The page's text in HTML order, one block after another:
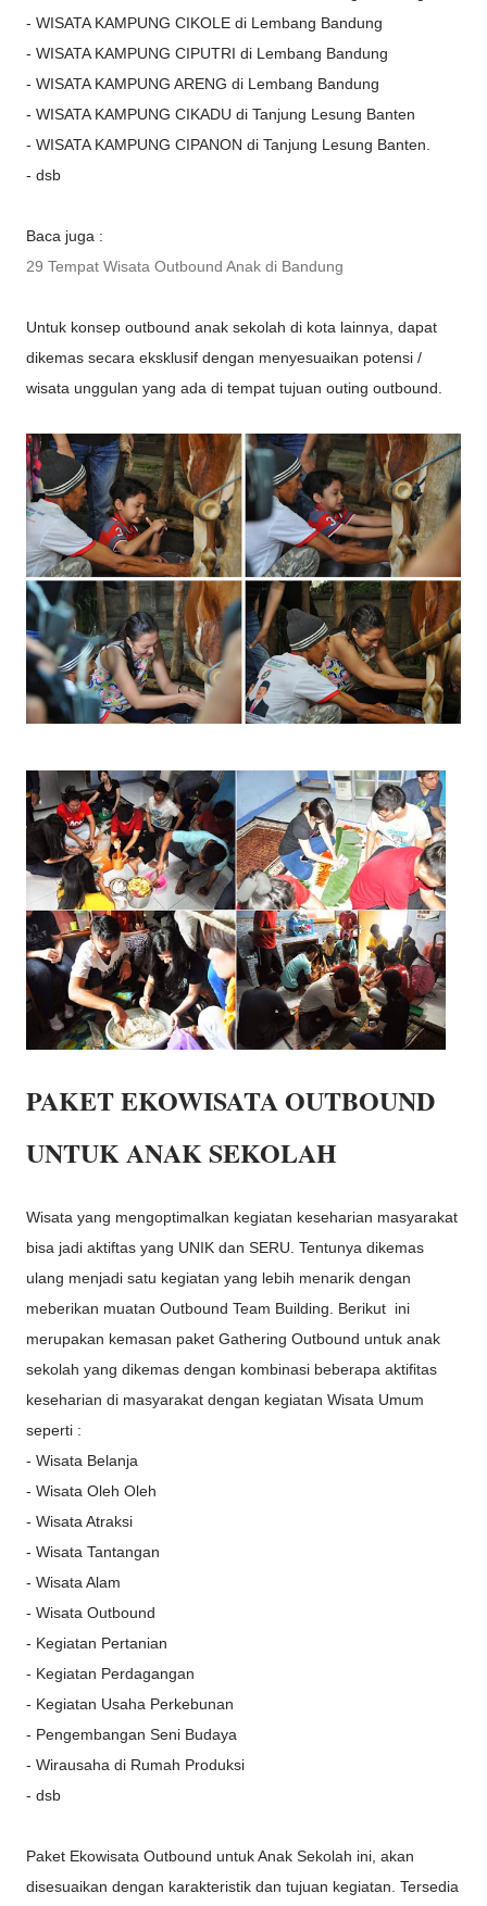
- WISATA KAMPUNG CIKOLE di Lembang Bandung
- WISATA KAMPUNG CIPUTRI di Lembang Bandung
- WISATA KAMPUNG ARENG di Lembang Bandung
- WISATA KAMPUNG CIKADU di Tanjung Lesung Banten
- WISATA KAMPUNG CIPANON di Tanjung Lesung Banten.
- dsb
Baca juga :
29 Tempat Wisata Outbound Anak di Bandung
Untuk konsep outbound anak sekolah di kota lainnya, dapat
dikemas secara eksklusif dengan menyesuaikan potensi /
wisata unggulan yang ada di tempat tujuan outing outbound.
PAKET EKOWISATA OUTBOUND
UNTUK ANAK SEKOLAH
Wisata yang mengoptimalkan kegiatan keseharian masyarakat
bisa jadi aktiftas yang UNIK dan SERU. Tentunya dikemas
ulang menjadi satu kegiatan yang lebih menarik dengan
meberikan muatan Outbound Team Building. Berikut ini
merupakan kemasan paket Gathering Outbound untuk anak
sekolah yang dikemas dengan kombinasi beberapa aktifitas
keseharian di masyarakat dengan kegiatan Wisata Umum
seperti :
- Wisata Belanja
- Wisata Oleh Oleh
- Wisata Atraksi
- Wisata Tantangan
- Wisata Alam
- Wisata Outbound
- Kegiatan Pertanian
- Kegiatan Perdagangan
- Kegiatan Usaha Perkebunan
- Pengembangan Seni Budaya
- Wirausaha di Rumah Produksi
- dsb
Paket Ekowisata Outbound untuk Anak Sekolah ini, akan
disesuaikan dengan karakteristik dan tujuan kegiatan. Tersedia